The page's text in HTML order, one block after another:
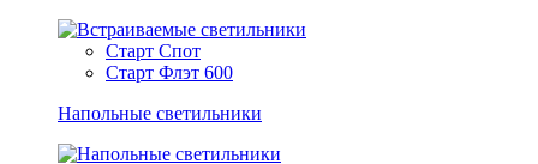
Старт Спот
Старт Флэт 600
Напольные светильники